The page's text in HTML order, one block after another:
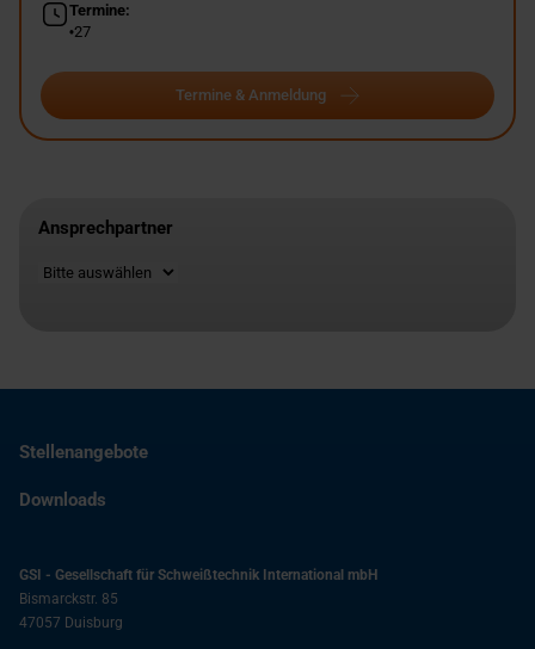
Termine:
27
Termine & Anmeldung
Ansprechpartner
Standort
Stellenangebote
Downloads
GSI - Gesellschaft für Schweißtechnik International mbH
Bismarckstr. 85
47057 Duisburg